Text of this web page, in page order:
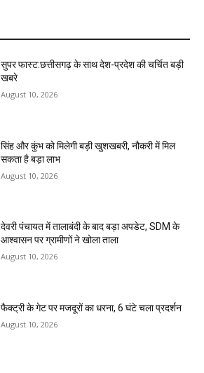
सुपर फास्ट:छत्तीसगढ़ के साथ देश-प्रदेश की चर्चित बड़ी
खबरे
August 10, 2026
सिंह और कुंभ को मिलेगी बड़ी खुशखबरी, नौकरी में मिल
सकता है बड़ा लाभ
August 10, 2026
देवरी पंचायत में तालाबंदी के बाद बड़ा अपडेट, SDM के
आश्वासन पर ग्रामीणों ने खोला ताला
August 10, 2026
फैक्ट्री के गेट पर मजदूरों का धरना, 6 घंटे चला प्रदर्शन
August 10, 2026